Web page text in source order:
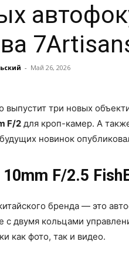
- Май 26, 2026
выпустит три новых
F/2 для кроп-камер. А
новинок
10mm F/2.5
бренда — это
с двумя кольцами
как фото, так и видео.